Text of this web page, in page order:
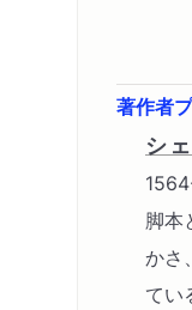
著作者
シ
脚本
かさ
てい